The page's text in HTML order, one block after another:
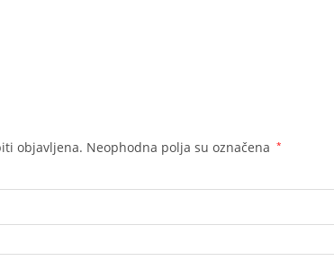
objavljena. Neophodna polja su označena *